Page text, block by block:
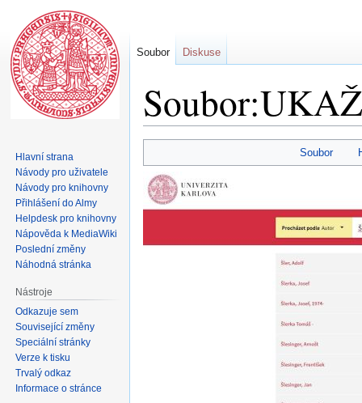
na
navigaci
na
vyhledávání
Soubor
Soubor Diskuse
Hlavní strana
Návody pro uživatele
Návody pro knihovny
Přihlášení do Almy
Helpdesk pro knihovny
Nápověda k MediaWiki
Poslední změny
Náhodná stránka
Nástroje
Odkazuje sem
Související změny
Speciální stránky
Verze k tisku
Trvalý odkaz
Informace o stránce